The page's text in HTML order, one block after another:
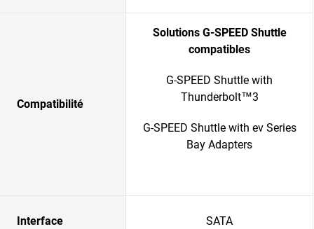
Compatibilité
Solutions G-SPEED Shuttle
compatibles
G-SPEED Shuttle with
Thunderbolt™3
G-SPEED Shuttle with ev Series
Bay Adapters
Interface SATA